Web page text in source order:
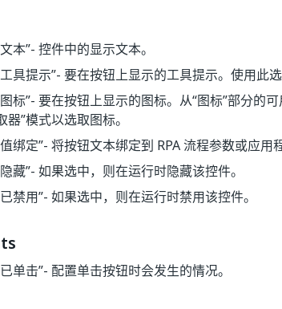
本”- 控件中的显示文本。
具提示”- 要在按钮上显示的工具提示。使用此
标”- 要在按钮上显示的图标。从“图标”部分的
器”模式以选取图标。
绑定”- 将按钮文本绑定到 RPA 流程参数或应用
藏”- 如果选中，则在运行时隐藏该控件。
禁用”- 如果选中，则在运行时禁用该控件。
单击”- 配置单击按钮时会发生的情况。